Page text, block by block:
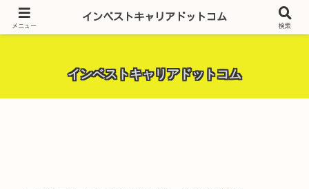
昨今話題の投資全般・金融関連全般・ＦＸトレード全般・生活に役立つ情報・
インベストキャリアドットコム
メニュー
インベストキャリアドットコム
検索